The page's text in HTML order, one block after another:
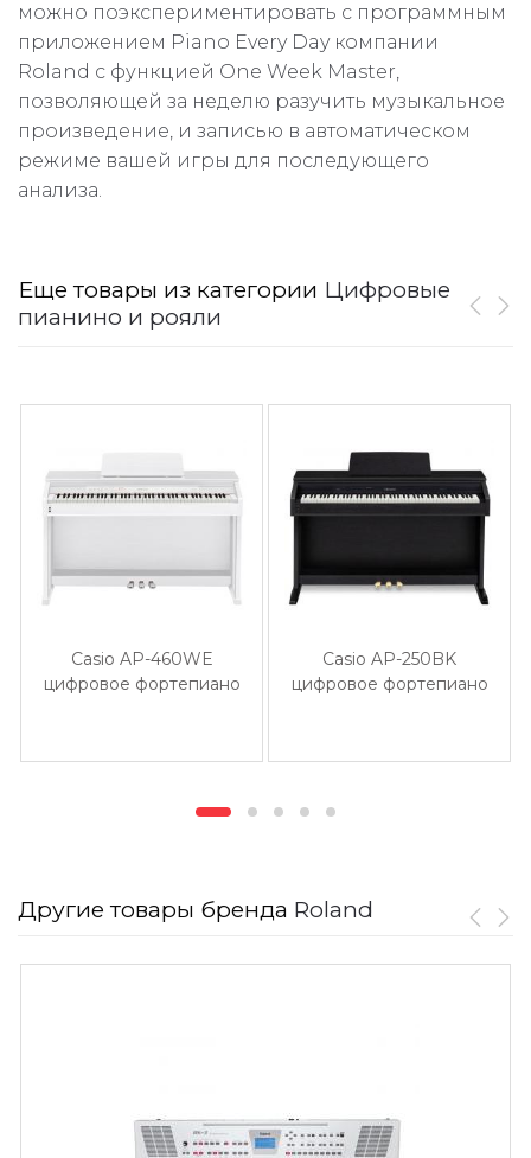
можно поэкспериментировать с программным
приложением Piano Every Day компании
Roland с функцией One Week Master,
позволяющей за неделю разучить музыкальное
произведение, и записью в автоматическом
режиме вашей игры для последующего
анализа.
Еще товары из категории Цифровые
пианино и рояли
Casio AP-460WE
цифровое фортепиано
Casio AP-250BK
цифровое фортепиано
Другие товары бренда Roland